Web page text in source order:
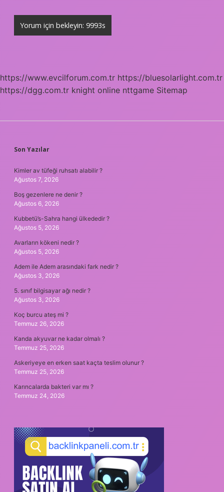
https://www.evcilforum.com.tr https://bluesolarlight.com.tr
https://dgg.com.tr knight online nttgame Sitemap
SIDEBAR
Son Yazılar
Kimler av tüfeği ruhsatı alabilir ?
Ağustos 7, 2026
Boş gezenlere ne denir ?
Ağustos 6, 2026
Kubbetü’s-Sahra hangi ülkededir ?
Ağustos 5, 2026
Avarların kökeni nedir ?
Ağustos 5, 2026
Adem ile Adem arasındaki fark nedir ?
Ağustos 3, 2026
5. sınıf bilgisayar ağı nedir ?
Ağustos 3, 2026
Koç burcu ateş mi ?
Temmuz 26, 2026
Kanda akyuvar ne kadar olmalı ?
Temmuz 25, 2026
Askeriyeye en erken saat kaçta teslim olunur ?
Temmuz 25, 2026
Karıncalarda bakteri var mı ?
Temmuz 24, 2026